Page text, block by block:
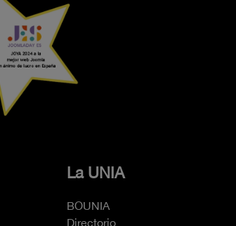
La UNIA
BOUNIA
Directorio